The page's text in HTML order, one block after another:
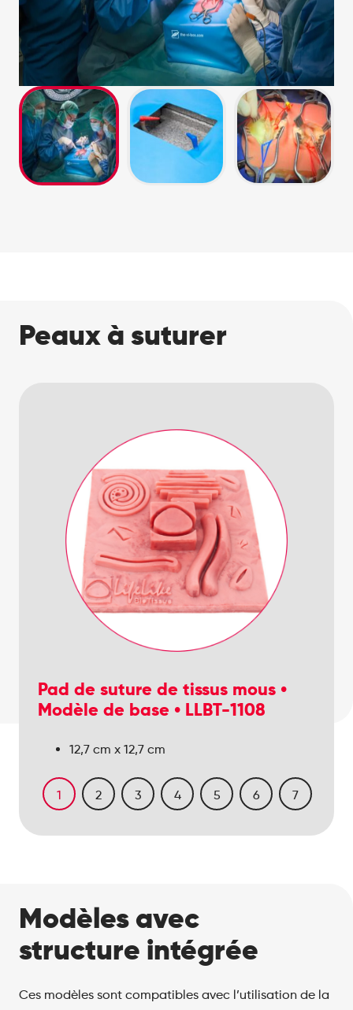
Peaux à suturer
Pad de suture de tissus mous •
Modèle de base • LLBT-1108
12,7 cm x 12,7 cm
12,7 cm x 12,7 cm
12,7 cm x 12,7 cm
15,7 cm x 12,7 cm
1 2 3 4 5 6 7
Modèles avec
structure intégrée
Ces modèles sont compatibles avec l’utilisation de la